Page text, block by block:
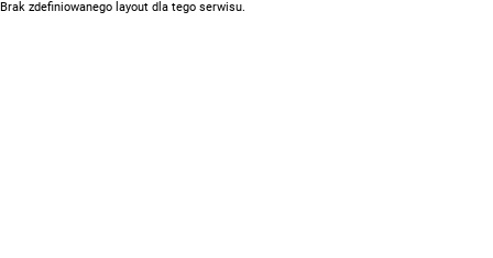
Brak zdefiniowanego layout dla tego serwisu.